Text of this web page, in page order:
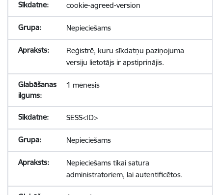
cookie-agreed-version
Nepieciešams
Reģistrē, kuru sīkdatņu paziņojuma
versiju lietotājs ir apstiprinājis.
1 mēnesis
SESS<ID>
Nepieciešams
Nepieciešams tikai satura
administratoriem, lai autentificētos.